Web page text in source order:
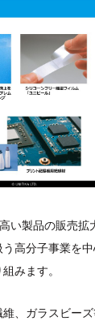
い製品の販売拡
高分子事業を
みます。
、ガラスビー